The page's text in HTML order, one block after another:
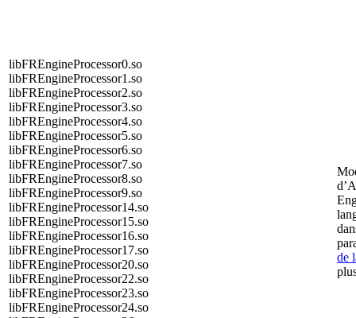
libFREngineProcessor0.so
libFREngineProcessor1.so
libFREngineProcessor2.so
libFREngineProcessor3.so
libFREngineProcessor4.so
libFREngineProcessor5.so
libFREngineProcessor6.so
libFREngineProcessor7.so
libFREngineProcessor8.so
libFREngineProcessor9.so
libFREngineProcessor14.so
libFREngineProcessor15.so
libFREngineProcessor16.so
libFREngineProcessor17.so
libFREngineProcessor20.so
libFREngineProcessor22.so
libFREngineProcessor23.so
libFREngineProcessor24.so
de